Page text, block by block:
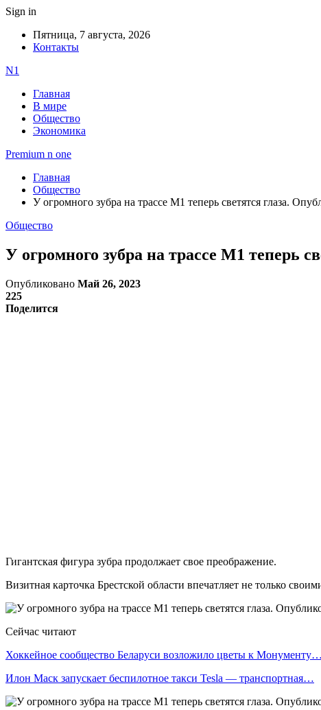
Sign in
Пятница, 7 августа, 2026
Контакты
N1
Главная
В мире
Общество
Экономика
Premium n one
Главная
Общество
У огромного зубра на трассе М1 теперь светятся глаза.
Общество
У огромного зубра на трассе М1 теперь
Опубликовано Май 26, 2023
225
Поделится
Гигантская фигура зубра продолжает свое преображение.
Визитная карточка Брестской области впечатляет не только
Сейчас читают
Хоккейное сообщество Беларуси возложило цветы к Монументу…
Илон Маск запускает беспилотное такси Tesla — транспортная…